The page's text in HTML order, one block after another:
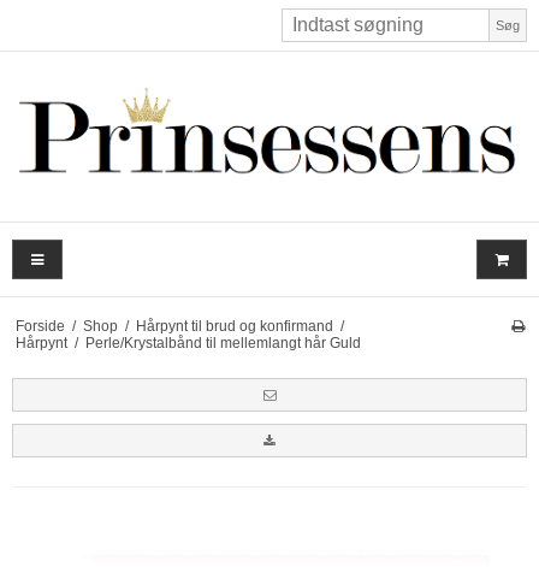
Søg
Forside / Shop / Hårpynt til brud og konfirmand /
Hårpynt / Perle/Krystalbånd til mellemlangt hår Guld